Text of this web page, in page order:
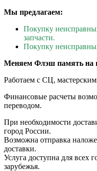
Мы предлагаем:
Покупку
запчасти.
Покупку
Меняем Флэш память на
Работаем с СЦ,
Финансовые расчеты
переводом.
При необходимости
город России.
Возможна отправка
доставки.
Услуга доступна для всех
зарубежья.